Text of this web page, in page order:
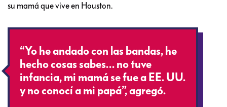
su mamá que vive en Houston.
“Yo he andado con las bandas, he
hecho cosas sabes… no tuve
infancia, mi mamá se fue a EE. UU.
y no conocí a mi papá”, agregó.